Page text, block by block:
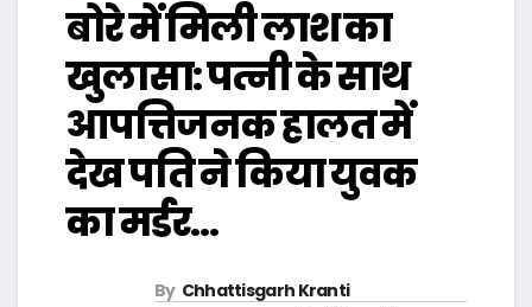
बोरे में मिली लाश का
खुलासा: पत्नी के साथ
आपत्तिजनक हालत में
देख पति ने किया युवक
का मर्डर…
By Chhattisgarh Kranti